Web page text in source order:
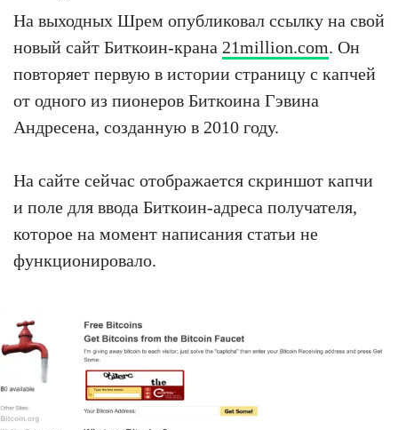
На выходных Шрем опубликовал ссылку на свой
новый сайт Биткоин-крана 21million.com. Он
повторяет первую в истории страницу с капчей
от одного из пионеров Биткоина Гэвина
Андресена, созданную в 2010 году.
На сайте сейчас отображается скриншот капчи
и поле для ввода Биткоин-адреса получателя,
которое на момент написания статьи не
функционировало.